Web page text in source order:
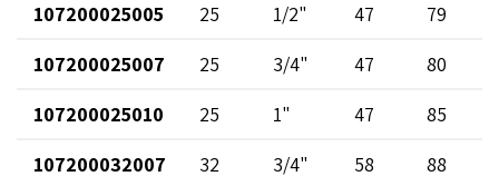
107200025005
25 1/2" 47
79
107200025007
25 3/4" 47
80
107200025010
25 1" 47
85
107200032007
32 3/4" 58
88